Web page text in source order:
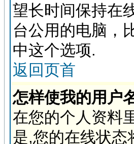
望长时间保持在
台公用的电脑，
中这个选项.
返回页首
怎样使我的用户
在您的个人资料
是,您的在线状态